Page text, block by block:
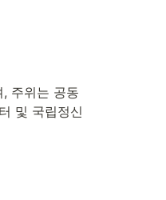
주위는 공동
및 국립정신